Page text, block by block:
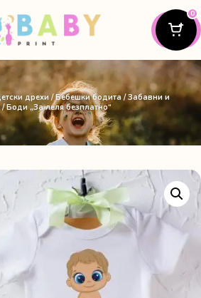
0
дрехи/Бебешки бодита/Забавни и
/ Боди „За леля безплатно“